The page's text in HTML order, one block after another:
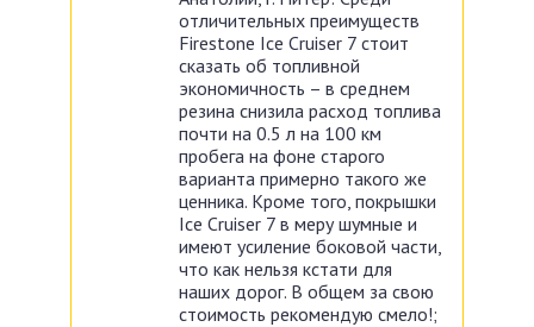
отличительных преимуществ
Firestone Ice Cruiser 7 стоит
сказать об топливной
экономичность – в среднем
резина снизила расход топлива
почти на 0.5 л на 100 км
пробега на фоне старого
варианта примерно такого же
ценника. Кроме того, покрышки
Ice Cruiser 7 в меру шумные и
имеют усиление боковой части,
что как нельзя кстати для
наших дорог. В общем за свою
стоимость рекомендую смело!;